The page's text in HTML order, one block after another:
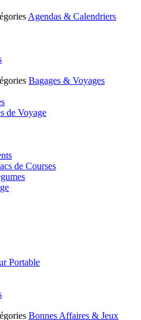
Agendas & Calendriers
Bagages & Voyages
de Voyage
de Courses
Portable
Bonnes Affaires & Jeux